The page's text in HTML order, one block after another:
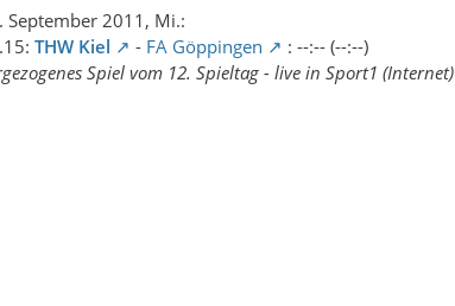
September 2011, Mi.:
THW Kiel - FA Göppingen
: --:-- (--:--)
Spiel vom 12. Spieltag - live in Sport1 (Internet)